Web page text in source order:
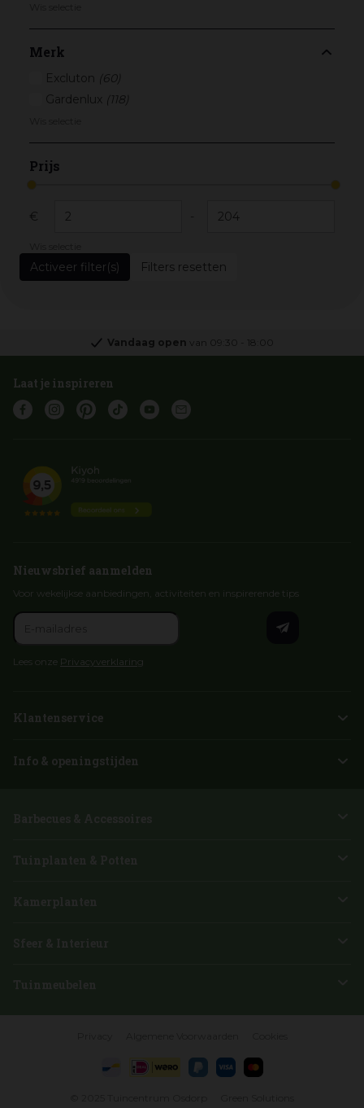
Merk
Excluton (60)
Gardenlux (118)
Prijs
€ -
Filters resetten
Vandaag open van 09:30 18:00
Laat je inspireren
Nieuwsbrief aanmelden
Voor wekelijkse aanbiedingen, activiteiten en inspirerende tips
Lees onze Privacyverklaring
Klantenservice
Info & openingstijden